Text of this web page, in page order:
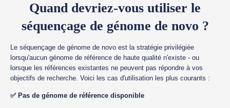
Quand devriez-vous utiliser le
séquençage de génome de novo ?
Le séquençage de génome de novo est la stratégie privilégiée
lorsqu'aucun génome de référence de haute qualité n'existe - ou
lorsque les références existantes ne peuvent pas répondre à vos
objectifs de recherche. Voici les cas d'utilisation les plus courants :
✅ Pas de génome de référence disponible